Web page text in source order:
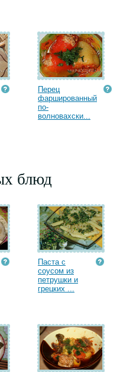
Перец
фаршированный
по-
волновахски...
блюд
Паста с
соусом из
петрушки и
грецких ...